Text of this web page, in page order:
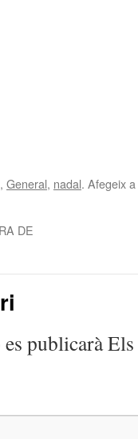
, General, nadal. Afegeix
DE
publicaràEls